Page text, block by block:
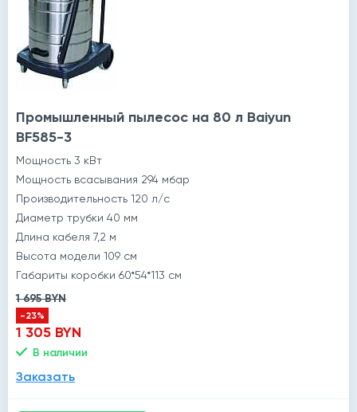
Промышленный пылесос на 80 л Baiyun
BF585-3
Мощность 3 кВт
Мощность всасывания 294 мбар
Производительность 120 л/с
Диаметр трубки 40 мм
Длина кабеля 7,2 м
Высота модели 109 см
Габариты коробки 60*54*113 см
1 695 BYN
-23%
1 305 BYN
В наличии
Заказать